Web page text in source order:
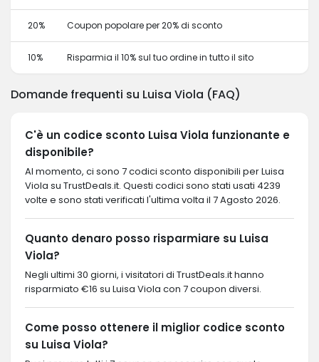
20% Coupon popolare per 20% di sconto
10% Risparmia il 10% sul tuo ordine in tutto il sito
Domande frequenti su Luisa Viola (FAQ)
C'è un codice sconto Luisa Viola funzionante e
disponibile?
Al momento, ci sono 7 codici sconto disponibili per Luisa
Viola su TrustDeals.it. Questi codici sono stati usati 4239
volte e sono stati verificati l'ultima volta il 7 Agosto 2026.
Quanto denaro posso risparmiare su Luisa
Viola?
Negli ultimi 30 giorni, i visitatori di TrustDeals.it hanno
risparmiato €16 su Luisa Viola con 7 coupon diversi.
Come posso ottenere il miglior codice sconto
su Luisa Viola?